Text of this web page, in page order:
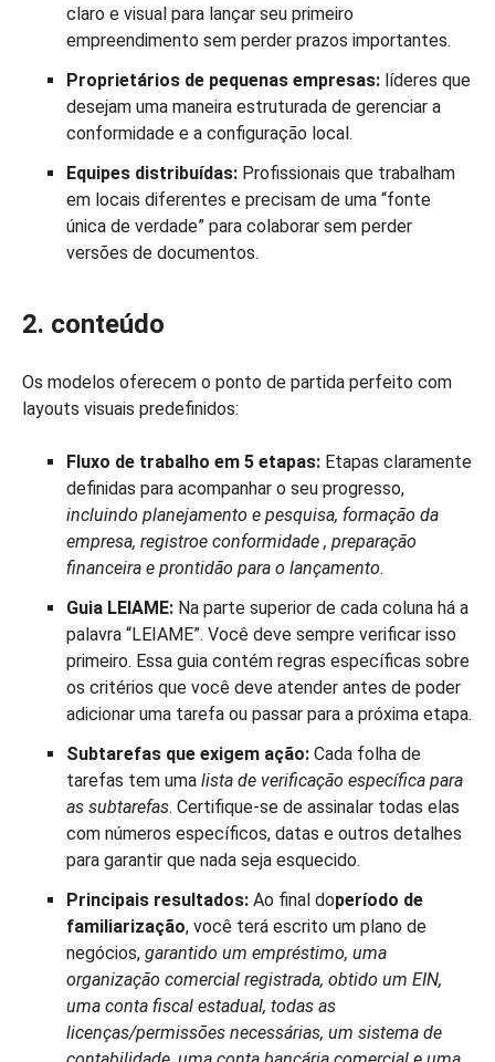
claro e visual para lançar seu primeiro
empreendimento sem perder prazos importantes.
Proprietários de pequenas empresas: líderes que
desejam uma maneira estruturada de gerenciar a
conformidade e a configuração local.
Equipes distribuídas: Profissionais que trabalham
em locais diferentes e precisam de uma “fonte
única de verdade” para colaborar sem perder
versões de documentos.
2. conteúdo
Os modelos oferecem o ponto de partida perfeito com
layouts visuais predefinidos:
Fluxo de trabalho em 5 etapas: Etapas claramente
definidas para acompanhar o seu progresso,
incluindo planejamento e pesquisa, formação da
empresa, registroe conformidade , preparação
financeira e prontidão para o lançamento.
Guia LEIAME: Na parte superior de cada coluna há a
palavra “LEIAME”. Você deve sempre verificar isso
primeiro. Essa guia contém regras específicas sobre
os critérios que você deve atender antes de poder
adicionar uma tarefa ou passar para a próxima etapa.
Subtarefas que exigem ação: Cada folha de
tarefas tem uma lista de verificação específica para
as subtarefas. Certifique-se de assinalar todas elas
com números específicos, datas e outros detalhes
para garantir que nada seja esquecido.
Principais resultados: Ao final doperíodo de
familiarização, você terá escrito um plano de
negócios, garantido um empréstimo, uma
organização comercial registrada, obtido um EIN,
uma conta fiscal estadual, todas as
licenças/permissões necessárias, um sistema de